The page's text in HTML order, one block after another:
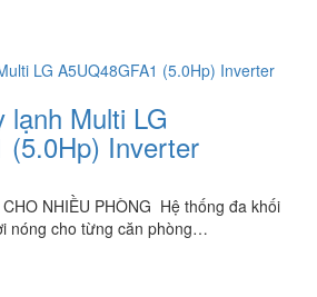
lạnh Multi LG
(5.0Hp) Inverter
NHIỀU PHÒNG Hệ thống đa khối
nóng cho từng căn phòng…